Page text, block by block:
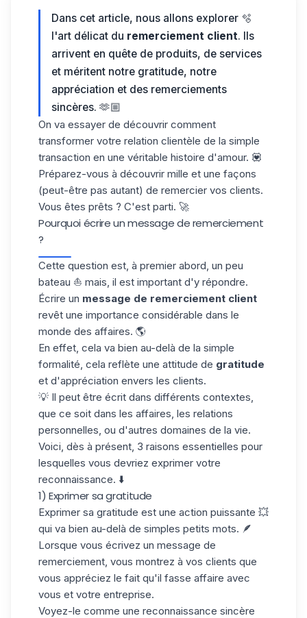
Dans cet article, nous allons explorer 🫧
l'art délicat du remerciement client. Ils
arrivent en quête de produits, de services
et méritent notre gratitude, notre
appréciation et des remerciements
sincères. 🫶🏼
On va essayer de découvrir comment
transformer votre relation clientèle de la simple
transaction en une véritable histoire d'amour. 💟
Préparez-vous à découvrir mille et une façons
(peut-être pas autant) de remercier vos clients.
Vous êtes prêts ? C'est parti. 🚀
Pourquoi écrire un message de remerciement
?
Cette question est, à premier abord, un peu
bateau ⛵️ mais, il est important d'y répondre.
Écrire un message de remerciement client
revêt une importance considérable dans le
monde des affaires. 🌎
En effet, cela va bien au-delà de la simple
formalité, cela reflète une attitude de gratitude
et d'appréciation envers les clients.
💡 Il peut être écrit dans différents contextes,
que ce soit dans les affaires, les relations
personnelles, ou d'autres domaines de la vie.
Voici, dès à présent, 3 raisons essentielles pour
lesquelles vous devriez exprimer votre
reconnaissance. ⬇️
1) Exprimer sa gratitude
Exprimer sa gratitude est une action puissante 💥
qui va bien au-delà de simples petits mots. 🪶
Lorsque vous écrivez un message de
remerciement, vous montrez à vos clients que
vous appréciez le fait qu'il fasse affaire avec
vous et votre entreprise.
Voyez-le comme une reconnaissance sincère